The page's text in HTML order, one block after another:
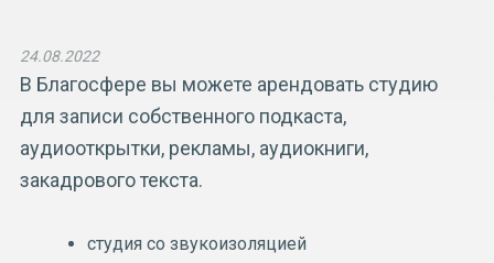
24.08.2022
В Благосфере вы можете арендовать студию
для записи собственного подкаста,
аудиооткрытки, рекламы, аудиокниги,
закадрового текста.
студия со звукоизоляцией